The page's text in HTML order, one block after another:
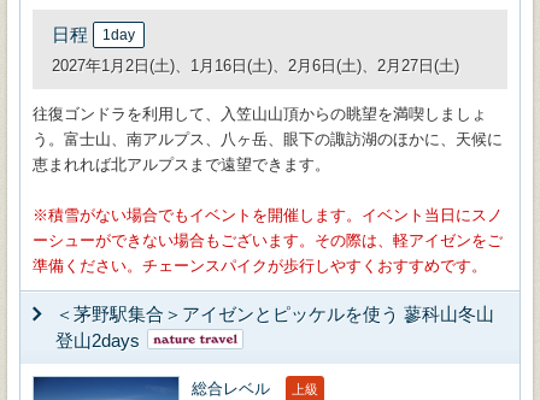
日程 1day
2027年1月2日(土)、1月16日(土)、2月6日(土)、2月27日(土)
往復ゴンドラを利用して、入笠山山頂からの眺望を満喫しましょ
う。富士山、南アルプス、八ヶ岳、眼下の諏訪湖のほかに、天候に
恵まれれば北アルプスまで遠望できます。
積雪がない場合でもイベントを開催します。イベント当日にスノ
ーシューができない場合もございます。その際は、軽アイゼンをご
準備ください。チェーンスパイクが歩行しやすくおすすめです。
＜茅野駅集合＞アイゼンとピッケルを使う 蓼科山冬山
登山2days
総合レベル 上級